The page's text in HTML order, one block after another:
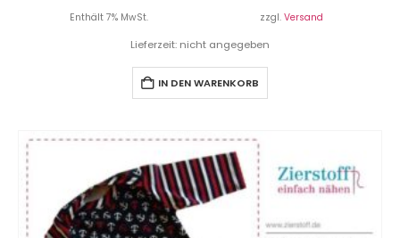
Enthält 7% MwSt. zzgl. Versand
Lieferzeit: nicht angegeben
IN DEN WARENKORB